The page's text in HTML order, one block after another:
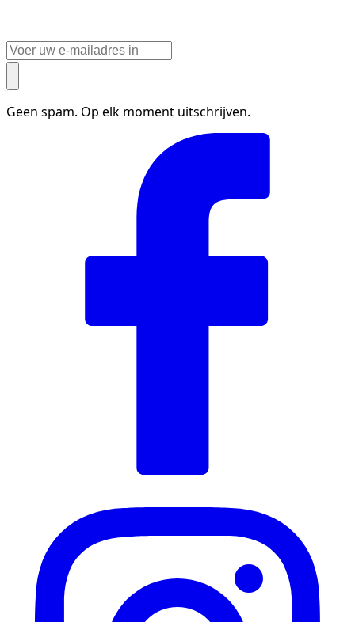
Geen spam. Op elk moment uitschrijven.